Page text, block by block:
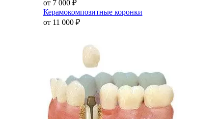
от 7 000 ₽
Керамокомпозитные коронки
от 11 000 ₽